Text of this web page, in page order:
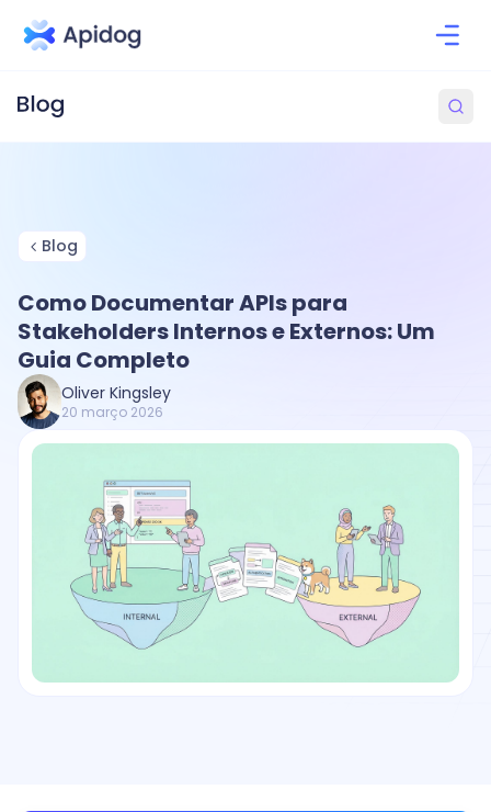
Blog
Como Documentar APIs para
Stakeholders Internos e Externos: Um
Guia Completo
Oliver Kingsley
20 março 2026